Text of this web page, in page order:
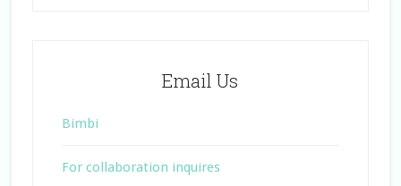
Email Us
Bimbi
For collaboration inquires